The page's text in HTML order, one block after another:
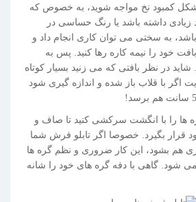
کمبود نخ مواجه شوید، به خصوص که
زیادی داشته باشد یا رنگ حساسی در
به سختی می توان کاری انجام داد و
خود را نیمه کاره رها کنید. پس به
در نظر بافتی که می زنید بسیار کوتاه
اگر با قلاب باز شده و اندازه گیری شود
ها را با انگشت سرکشی کنید تا صاف و
قرار بگیرد. خصوصا اگر تابلو فرش شما
هم بشود، این کار ضروری و نظم گره ها
شود. گاهی با دفه گره های خود را شانه